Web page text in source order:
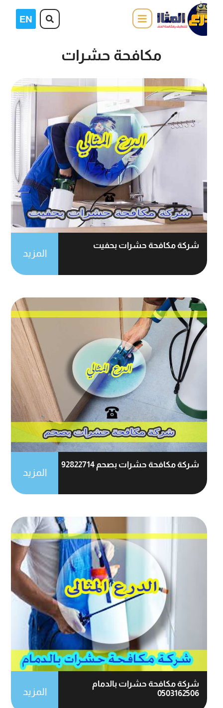
مكافحة حشرات
شركة مكافحة حشرات بحفيت
المزيد
شركة مكافحة حشرات بصحم 92822714
المزيد
شركة مكافحة حشرات بالدمام
0503162506
المزيد